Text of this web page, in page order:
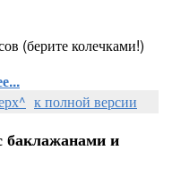
(берите колечками!)
к полной версии
баклажанами и